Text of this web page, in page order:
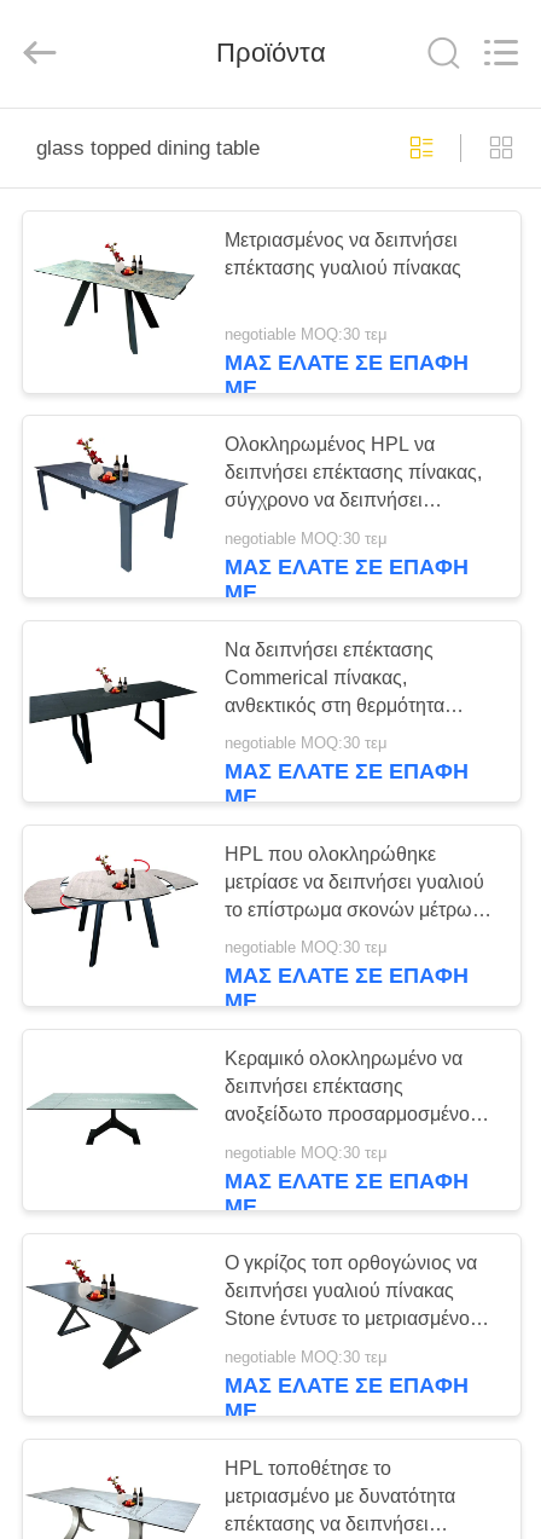
ΠΡΟΪΌΝΤΑ
ΠΕΡΊΠΟΥ
ΕΜΕΊΣ
ΓΎΡΟΣ
ΕΡΓΟΣΤΑΣΊΩΝ
ΠΟΙΟΤΙΚΌΣ
ΈΛΕΓΧΟΣ
ΕΠΑΦΉ
ΖΗΤΉΣΤΕ
ΑΠΌΣΠΑΣΜΑ
SITEMAP
PRIVACY
POLICY
Products
Προϊόντα
glass topped dining table
Μετριασμένος να δειπνήσει
επέκτασης γυαλιού πίνακας
negotiable MOQ:30 τεμ
ΜΑΣ ΕΛΆΤΕ ΣΕ ΕΠΑΦΉ
ΜΕ
Ολοκληρωμένος HPL να
δειπνήσει επέκτασης πίνακας,
σύγχρονο να δειπνήσει
ορθογωνίων επιτραπέζιο
διευθετήσιμο πόδι
negotiable MOQ:30 τεμ
ΜΑΣ ΕΛΆΤΕ ΣΕ ΕΠΑΦΉ
ΜΕ
Να δειπνήσει επέκτασης
Commerical πίνακας,
ανθεκτικός στη θερμότητα
μαύρος πίνακας επέκτασης
negotiable MOQ:30 τεμ
ΜΑΣ ΕΛΆΤΕ ΣΕ ΕΠΑΦΉ
ΜΕ
HPL που ολοκληρώθηκε
μετρίασε να δειπνήσει γυαλιού
το επίστρωμα σκονών μέτρων
πινάκων 1.7 τελειώνει
negotiable MOQ:30 τεμ
ΜΑΣ ΕΛΆΤΕ ΣΕ ΕΠΑΦΉ
ΜΕ
Κεραμικό ολοκληρωμένο να
δειπνήσει επέκτασης
ανοξείδωτο προσαρμοσμένο
βάση χρώμα μέτρων πινάκων
2.1
negotiable MOQ:30 τεμ
ΜΑΣ ΕΛΆΤΕ ΣΕ ΕΠΑΦΉ
ΜΕ
Ο γκρίζος τοπ ορθογώνιος να
δειπνήσει γυαλιού πίνακας
Stone έντυσε το μετριασμένο
γυαλί 2,6 μέτρο
negotiable MOQ:30 τεμ
ΜΑΣ ΕΛΆΤΕ ΣΕ ΕΠΑΦΉ
ΜΕ
HPL τοποθέτησε το
μετριασμένο με δυνατότητα
επέκτασης να δειπνήσει